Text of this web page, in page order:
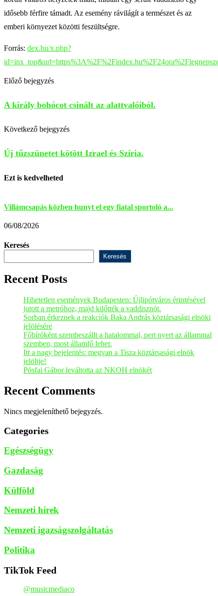
idősebb férfire támadt. Az esemény rávilágít a természet és az
emberi környezet közötti feszültségre.
Forrás: dex.hu/x.php?
Előző bejegyzés
A király bohócot csinált az alattvalóiból.
Következő bejegyzés
Új tűzszünetet kötött Izrael és Szíria.
Ezt is kedvelheted
Villámcsapás közben hunyt el egy fiatal sportoló a...
06/08/2026
Keresés
Keresés
Recent Posts
Hihetetlen események Budapesten: Újlipótváros érintésével
jutott a metróhoz, majd kilőtték a vaddisznót.
Sorban érkeznek a reakciók Baka András köztársasági elnöki
jelölésére
Főbíróként szembeszállt a hatalommal, pert nyert az állammal
szemben, most államfő lehet.
Itt a nagy bejelentés: megvan a Tisza köztársasági elnök
jelöltje!
Pósfai Gábor leváltotta az NKOH elnökét
Recent Comments
Nincs megjeleníthető bejegyzés.
Categories
Egészségügy
Gazdaság
Külföld
Nemzeti hírek
Nemzeti igazságszolgáltatás
Politika
TikTok Feed
@musicmediaco